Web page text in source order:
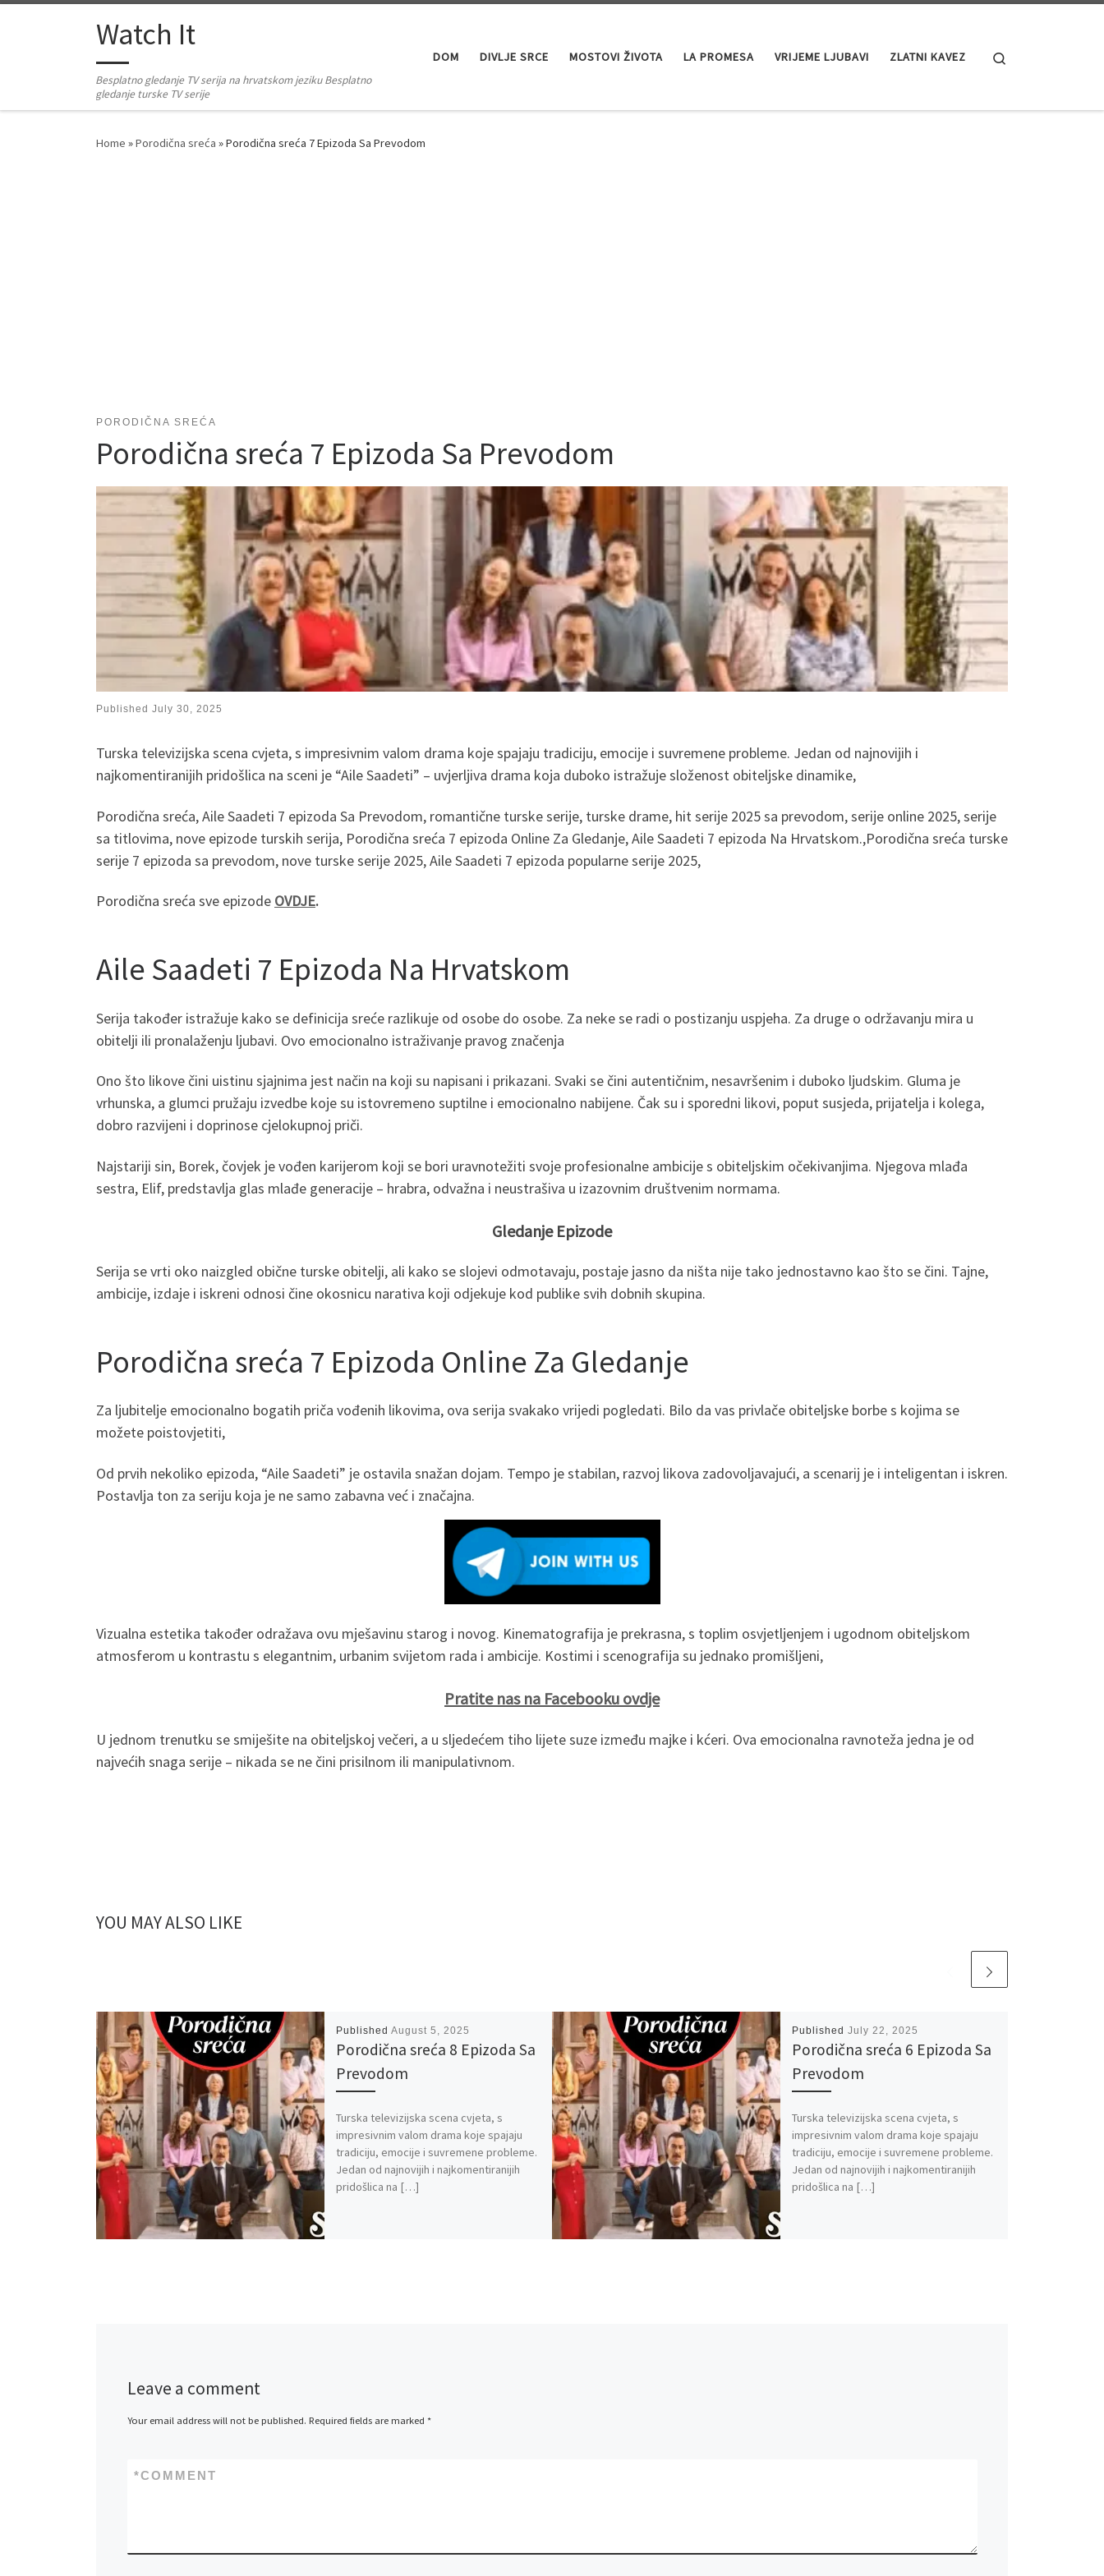
Skip to contentWatch It
Besplatno gledanje TV serija na hrvatskom jeziku Besplatno
gledanje turske TV serije
DOM DIVLJE SRCE MOSTOVI ŽIVOTA LA PROMESA VRIJEME LJUBAVI ZLATNI KAVEZ
Home »Porodična sreća »Porodična sreća 7 Epizoda Sa Prevodom
PORODIČNA SREĆA
Porodična sreća 7 Epizoda Sa Prevodom
Published July 30, 2025
Turska televizijska scena cvjeta, s impresivnim valom drama koje spajaju tradiciju, emocije i suvremene probleme. Jedan od najnovijih i
najkomentiranijih pridošlica na sceni je “Aile Saadeti” – uvjerljiva drama koja duboko istražuje složenost obiteljske dinamike,
Porodična sreća, Aile Saadeti 7 epizoda Sa Prevodom, romantične turske serije, turske drame, hit serije 2025 sa prevodom, serije online 2025, serije
sa titlovima, nove epizode turskih serija, Porodična sreća 7 epizoda Online Za Gledanje, Aile Saadeti 7 epizoda Na Hrvatskom.,Porodična sreća turske
serije 7 epizoda sa prevodom, nove turske serije 2025, Aile Saadeti 7 epizoda popularne serije 2025,
Porodična sreća sve epizode OVDJE.
Aile Saadeti 7 Epizoda Na Hrvatskom
Serija također istražuje kako se definicija sreće razlikuje od osobe do osobe. Za neke se radi o postizanju uspjeha. Za druge o održavanju mira u
obitelji ili pronalaženju ljubavi. Ovo emocionalno istraživanje pravog značenja
Ono što likove čini uistinu sjajnima jest način na koji su napisani i prikazani. Svaki se čini autentičnim, nesavršenim i duboko ljudskim. Gluma je
vrhunska, a glumci pružaju izvedbe koje su istovremeno suptilne i emocionalno nabijene. Čak su i sporedni likovi, poput susjeda, prijatelja i kolega,
dobro razvijeni i doprinose cjelokupnoj priči.
Najstariji sin, Borek, čovjek je vođen karijerom koji se bori uravnotežiti svoje profesionalne ambicije s obiteljskim očekivanjima. Njegova mlađa
sestra, Elif, predstavlja glas mlađe generacije – hrabra, odvažna i neustrašiva u izazovnim društvenim normama.
Gledanje Epizode
Serija se vrti oko naizgled obične turske obitelji, ali kako se slojevi odmotavaju, postaje jasno da ništa nije tako jednostavno kao što se čini. Tajne,
ambicije, izdaje i iskreni odnosi čine okosnicu narativa koji odjekuje kod publike svih dobnih skupina.
Porodična sreća 7 Epizoda Online Za Gledanje
Za ljubitelje emocionalno bogatih priča vođenih likovima, ova serija svakako vrijedi pogledati. Bilo da vas privlače obiteljske borbe s kojima se
možete poistovjetiti,
Od prvih nekoliko epizoda, “Aile Saadeti” je ostavila snažan dojam. Tempo je stabilan, razvoj likova zadovoljavajući, a scenarij je i inteligentan i iskren.
Postavlja ton za seriju koja je ne samo zabavna već i značajna.
Vizualna estetika također odražava ovu mješavinu starog i novog. Kinematografija je prekrasna, s toplim osvjetljenjem i ugodnom obiteljskom
atmosferom u kontrastu s elegantnim, urbanim svijetom rada i ambicije. Kostimi i scenografija su jednako promišljeni,
Pratite nas na Facebooku ovdje
U jednom trenutku se smiješite na obiteljskoj večeri, a u sljedećem tiho lijete suze između majke i kćeri. Ova emocionalna ravnoteža jedna je od
najvećih snaga serije – nikada se ne čini prisilnom ili manipulativnom.
YOU MAY ALSO LIKE
Published August 5, 2025
Porodična sreća 8 Epizoda Sa
Prevodom
Turska televizijska scena cvjeta, s
impresivnim valom drama koje spajaju
tradiciju, emocije i suvremene probleme.
Jedan od najnovijih i najkomentiranijih
pridošlica na […]
Published July 22, 2025
Porodična sreća 6 Epizoda Sa
Prevodom
Turska televizijska scena cvjeta, s
impresivnim valom drama koje spajaju
tradiciju, emocije i suvremene probleme.
Jedan od najnovijih i najkomentiranijih
pridošlica na […]
Leave a comment
Your email address will not be published. Required fields are marked *
COMMENT
*